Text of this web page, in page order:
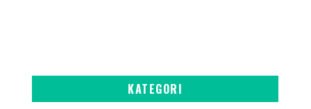
KATEGORI